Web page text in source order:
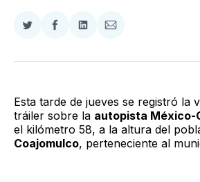
Compartir
Twitter
Compartir
Facebook
Compartir
LinkedIn
Compartir
Email
Esta tarde de jueves se registró la
tráiler sobre la autopista México-
el kilómetro 58, a la altura del
Coajomulco, perteneciente al